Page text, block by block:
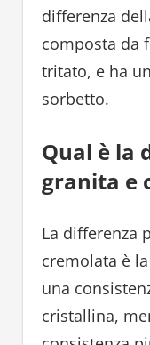
differenza
composta da
tritato, e ha
sorbetto.
Qual è la
granita e
La differenza
cremolata è
una
cristallina,